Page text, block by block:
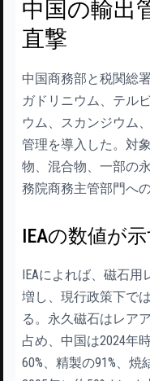
中国の輸出
直撃
中国商務部と税関総
ガドリニウム、テル
ウム、スカンジウム
管理を導入した。対
物、混合物、一部の
務院商務主管部門へ
IEAの数値が
IEAによれば、磁石
増し、現行政策下で
る。永久磁石はレア
占め、中国は2024年
60%、精製の91%、焼